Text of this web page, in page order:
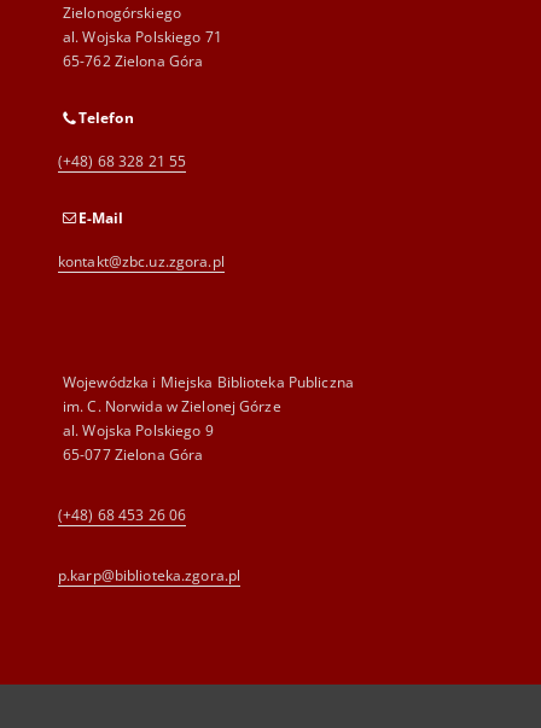
Zielonogórskiego
al. Wojska Polskiego 71
65-762 Zielona Góra
Telefon
(+48) 68 328 21 55
E-Mail
kontakt@zbc.uz.zgora.pl
Wojewódzka i Miejska Biblioteka Publiczna
im. C. Norwida w Zielonej Górze
al. Wojska Polskiego 9
65-077 Zielona Góra
(+48) 68 453 26 06
p.karp@biblioteka.zgora.pl